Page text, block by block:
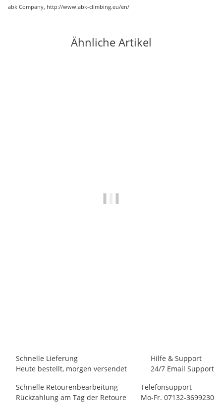
abk Company, http://www.abk-climbing.eu/en/
Ähnliche Artikel
Schnelle Lieferung
Heute bestellt, morgen versendet
Hilfe & Support
24/7 Email Support
Schnelle Retourenbearbeitung
Rückzahlung am Tag der Retoure
Telefonsupport
Mo-Fr. 07132-3699230